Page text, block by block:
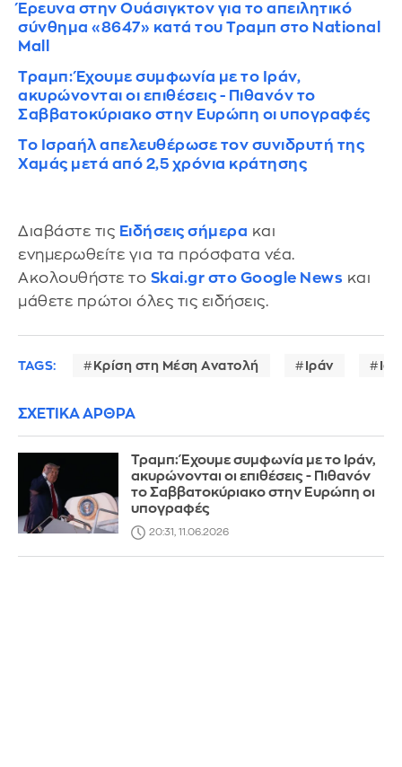
Έρευνα στην Ουάσιγκτον για το απειλητικό
σύνθημα «8647» κατά του Τραμπ στο National
Mall
Τραμπ: Έχουμε συμφωνία με το Ιράν,
ακυρώνονται οι επιθέσεις - Πιθανόν το
Σαββατοκύριακο στην Ευρώπη οι υπογραφές
Το Ισραήλ απελευθέρωσε τον συνιδρυτή της
Χαμάς μετά από 2,5 χρόνια κράτησης
Διαβάστε τις Ειδήσεις σήμερα και
ενημερωθείτε για τα πρόσφατα νέα.
Ακολουθήστε το Skai.gr στο Google News και
μάθετε πρώτοι όλες τις ειδήσεις.
TAGS: Κρίση στη Μέση Ανατολή Ιράν
ΣΧΕΤΙΚΑ ΑΡΘΡΑ
Τραμπ: Έχουμε συμφωνία με το Ιράν,
ακυρώνονται οι επιθέσεις - Πιθανόν
το Σαββατοκύριακο στην Ευρώπη οι
υπογραφές
20:31, 11.06.2026